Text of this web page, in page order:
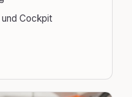
und Cockpit